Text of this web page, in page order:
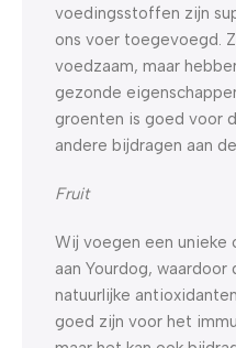
voedingsstoffen zijn
ons voer toegevoegd.
voedzaam, maar
gezonde
groenten is goed voor
andere bijdragen aan
Fruit
Wij voegen een
aan Yourdog,
natuurlijke
goed zijn voor het